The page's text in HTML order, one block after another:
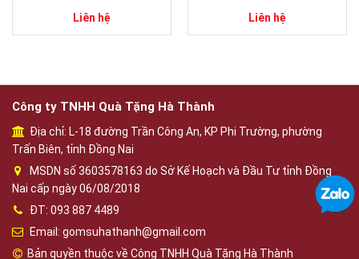
Liên hệ Liên hệ
Công ty TNHH Quà Tặng Hà Thành
Địa chỉ: L-18 đường Trần Công An, KP Phi Trường, phường
Trấn Biên, tỉnh Đồng Nai
MSDN số 3603578163 do Sở Kế Hoạch và Đầu Tư tỉnh Đồng
Nai cấp ngày 06/08/2018
ĐT: 093 887 4489
Email: gomsuhathanh@gmail.com
Bản quyền thuộc về Công TNHH Quà Tặng Hà Thành